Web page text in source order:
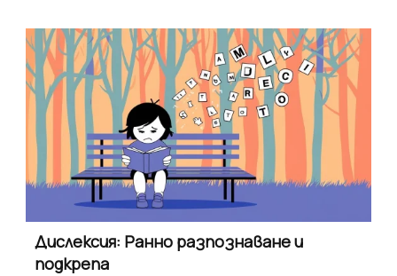
Дислексия: Ранно разпознаване и
подкрепа